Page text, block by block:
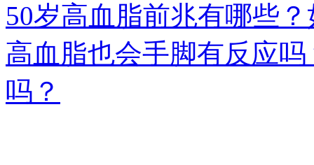
50岁高血脂前兆有哪些
高血脂也会手脚有反应
吗？